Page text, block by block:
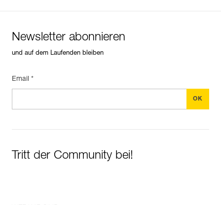
Newsletter abonnieren
und auf dem Laufenden bleiben
Email *
Tritt der Community bei!